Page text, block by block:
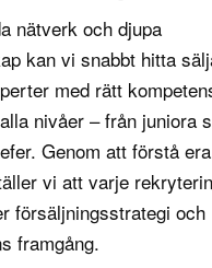
för att kunna forma
som driver tillväxt.
produktutveckling,
liknande roller är
inom tekniskt
att en produktchef
nätverk och djupa
kan vi snabbt hitta
med rätt
nivåer – från juniora
Genom att förstå
vi att varje
försäljningsstrategi och
framgång.